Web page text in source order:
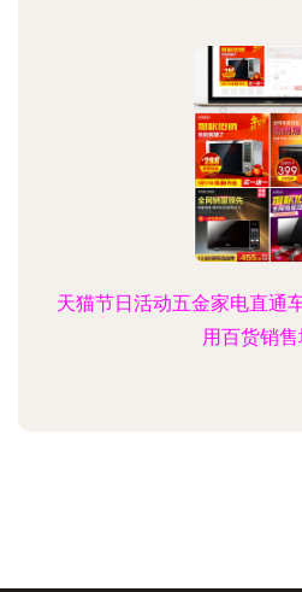
天猫节日活动五金家电直通
用百货销